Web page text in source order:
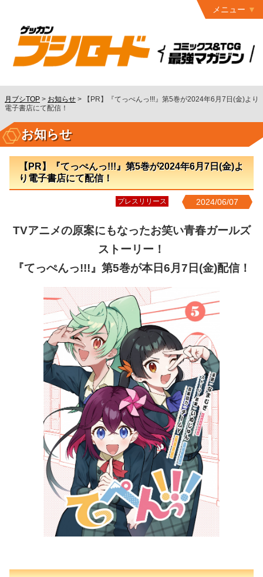
メニュー
最終号
連載作品
読者ページ
お問い合わせ
コミックグロウル
月ブシTOP > お知らせ >
【PR】『てっぺんっ!!!』第5巻が2024年6月7日(金)より
電子書店にて配信！
お知らせ
【PR】『てっぺんっ!!!』第5巻が2024年6月7日(金)よ
り電子書店にて配信！
2024/06/07
プレスリリース
TVアニメの原案にもなったお笑い青春ガールズ
ストーリー！
『てっぺんっ!!!』第5巻が本日6月7日(金)配信！